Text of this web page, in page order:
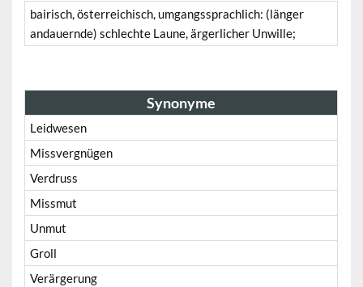
bairisch, österreichisch, umgangssprachlich: (länger
andauernde) schlechte Laune, ärgerlicher Unwille;
Synonyme
Leidwesen
Missvergnügen
Verdruss
Missmut
Unmut
Groll
Verärgerung